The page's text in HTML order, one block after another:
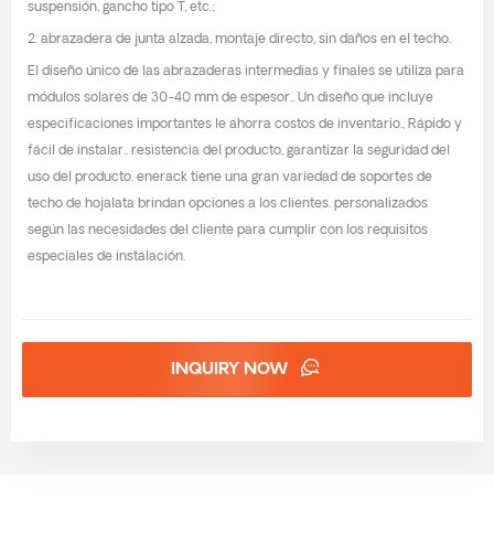
suspensión, gancho tipo T, etc.;
2. abrazadera de junta alzada, montaje directo, sin daños en el techo.
El diseño único de las abrazaderas intermedias y finales se utiliza para
módulos solares de 30-40 mm de espesor.. Un diseño que incluye
especificaciones importantes le ahorra costos de inventario., Rápido y
fácil de instalar.. resistencia del producto, garantizar la seguridad del
uso del producto. enerack tiene una gran variedad de soportes de
techo de hojalata brindan opciones a los clientes. personalizados
según las necesidades del cliente para cumplir con los requisitos
especiales de instalación.
INQUIRY NOW